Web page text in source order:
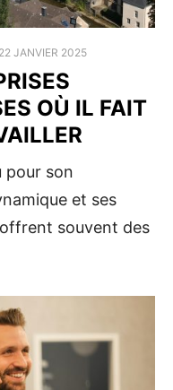
POSTED
22 JANVIER 2025
OÙ IL FAIT
pour son
et ses
souvent des